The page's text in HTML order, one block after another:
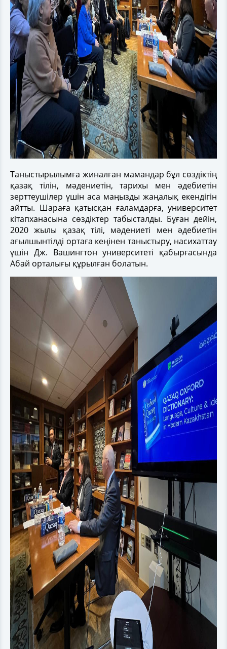
Таныстырылымға жиналған мамандар бұл сөздіктің
қазақ тілін, мәдениетін, тарихы мен әдебиетін
зерттеушілер үшін аса маңызды жаңалық екендігін
айтты. Шараға қатысқан ғаламдарға, университет
кітапханасына сөздіктер табысталды. Бұған дейін,
2020 жылы қазақ тілі, мәдениеті мен әдебиетін
ағылшынтілді ортаға кеңінен таныстыру, насихаттау
үшін Дж. Вашингтон университеті қабырғасында
Абай орталығы құрылған болатын.